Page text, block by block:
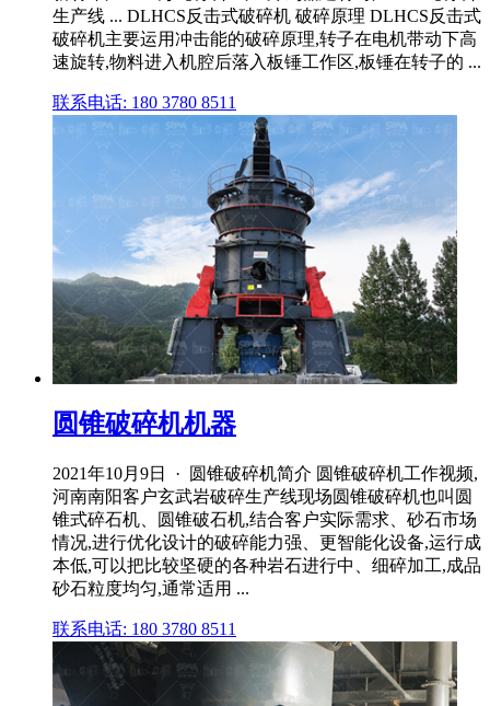
生产线 ... DLHCS反击式破碎机 破碎原理 DLHCS反击式
破碎机主要运用冲击能的破碎原理,转子在电机带动下高
速旋转,物料进入机腔后落入板锤工作区,板锤在转子的 ...
联系电话: 180 3780 8511
圆锥破碎机机器
2021年10月9日 · 圆锥破碎机简介 圆锥破碎机工作视频,
河南南阳客户玄武岩破碎生产线现场圆锥破碎机也叫圆
锥式碎石机、圆锥破石机,结合客户实际需求、砂石市场
情况,进行优化设计的破碎能力强、更智能化设备,运行成
本低,可以把比较坚硬的各种岩石进行中、细碎加工,成品
砂石粒度均匀,通常适用 ...
联系电话: 180 3780 8511